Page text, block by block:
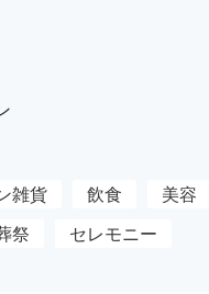
雑貨 飲食
美容
祭 セレモニー